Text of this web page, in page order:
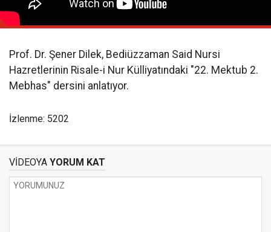
Prof. Dr. Şener Dilek, Bediüzzaman Said Nursi
Hazretlerinin Risale-i Nur Külliyatındaki "22. Mektub 2.
Mebhas" dersini anlatıyor.
İzlenme: 5202
VİDEOYA YORUM KAT